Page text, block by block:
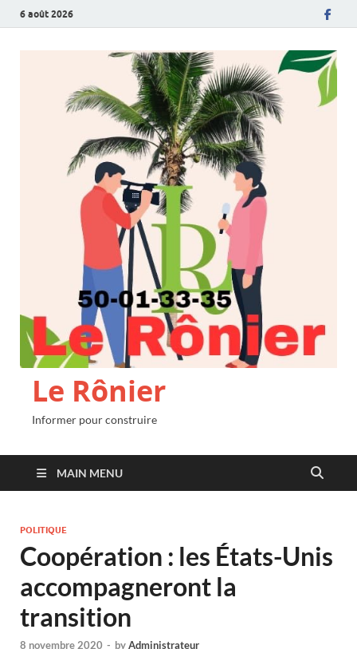
6 août 2026
Le Rônier
Informer pour construire
MAIN MENU
POLITIQUE
Coopération : les États-Unis
accompagneront la
transition
8 novembre 2020 - byAdministrateur